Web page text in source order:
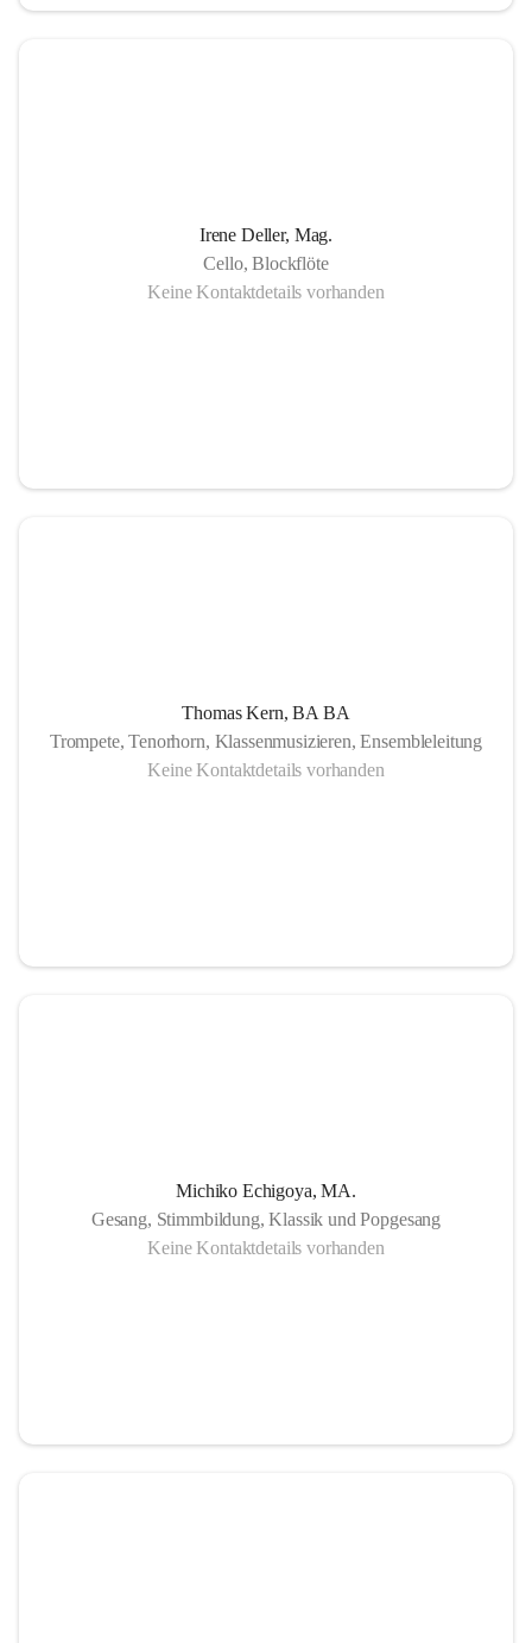
sich in der Fächervielfalt im künstlerischen Einzelunterricht
bis hin zu zahlreichen Ensembles. Damit ist gewährleistet,
dass jeder Musikschüler die Möglichkeit hat, sein erlerntes
Irene Deller, Mag.
Cello, Blockflöte
Keine Kontaktdetails vorhanden
Thomas Kern, BA BA
Trompete, Tenorhorn, Klassenmusizieren, Ensembleleitung
Keine Kontaktdetails vorhanden
Michiko Echigoya, MA.
Gesang, Stimmbildung, Klassik und Popgesang
Keine Kontaktdetails vorhanden